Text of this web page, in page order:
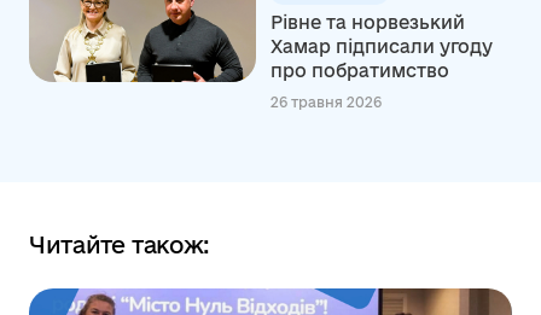
Рівне та норвезький
Хамар підписали угоду
про побратимство
26 травня 2026
Читайте також: